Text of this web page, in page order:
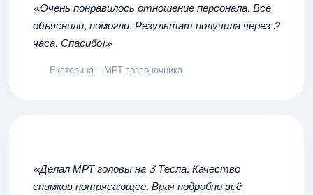
«Очень понравилось отношение персонала. Всё
объяснили, помогли. Результат получила через 2
часа. Спасибо!»
Екатерина— МРТ позвоночника
«Делал МРТ головы на 3 Тесла. Качество
снимков потрясающее. Врач подробно всё